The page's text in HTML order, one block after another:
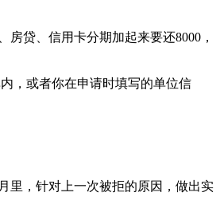
贷、信用卡分期加起来要还8000，
，或者你在申请时填写的单位信
里，针对上一次被拒的原因，做出实